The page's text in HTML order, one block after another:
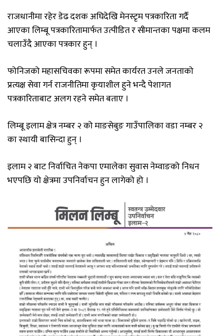
राजधानीमा रहेर डेढ दशक अघिदेखि मेनस्टृम पत्रकारिता गर्दै
आएका लिम्बू पत्रकारितामार्फत उत्पीडित र सीमान्तका पक्षमा कलम
चलाउँदै आएका पत्रकार हुन् ।
फोनिजको महासचिवका रूपमा समेत कार्यरत उनले जनताको
प्रत्यक्ष सेवा गर्न राजनीतिमा कृयाशील हुने भन्दै पेशागत
पत्रकारिताबाट अलग रहने समेत बताए ।
लिम्बू इलाम क्षेत्र नम्बर २ को माङसेबुङ गाउँपालिका वडा नम्बर २
का स्थायी बासिन्दा हुन् ।
इलाम२बाटनिर्वाचितनेकपाएमालेकासुवासनेम्वाङकोनिधन
भएपछि यो क्षेत्रमाउपनिर्वाचनहुनलागेकोहो ।